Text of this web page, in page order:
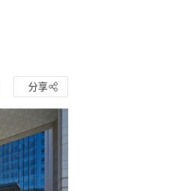
分享